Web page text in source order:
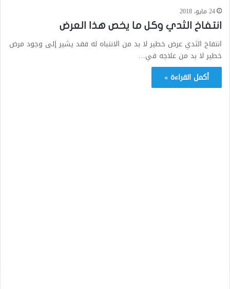
24 مايو، 2018
انتفاخ الثدي وكل ما يخص هذا العرض
انتفاخ الثدي عرض خطير لا بد من الانتباه له فقد يشير إلى وجود مرض
خطير لا بد من علاجه في…
أكمل القراءة »